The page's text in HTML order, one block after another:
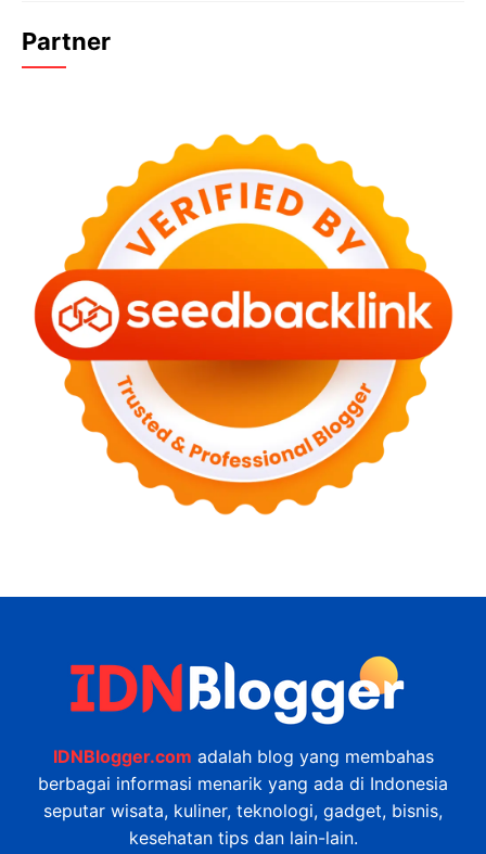
Partner
IDNBlogger.com adalah blog yang membahas
berbagai informasi menarik yang ada di Indonesia
seputar wisata, kuliner, teknologi, gadget, bisnis,
kesehatan tips dan lain-lain.